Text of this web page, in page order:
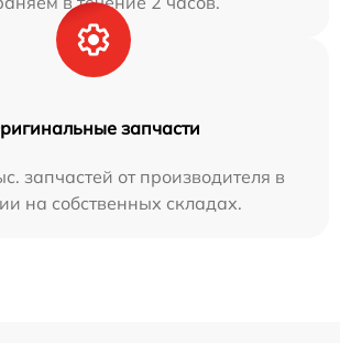
запчасти
запчастей от производителя в
на собственных складах.